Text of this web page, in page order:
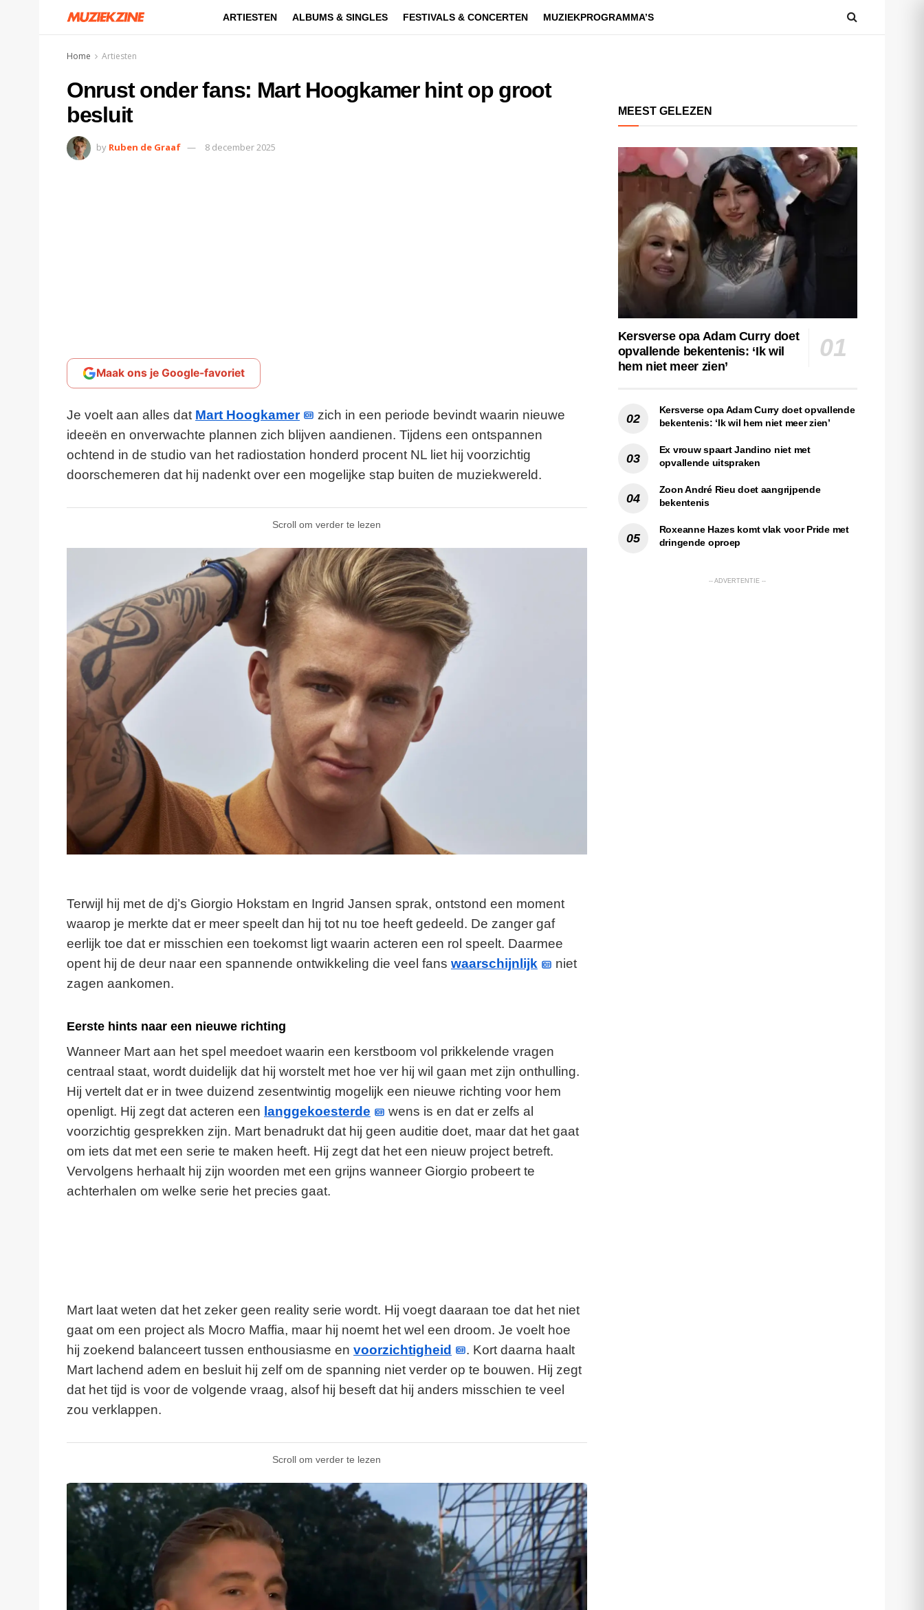
ARTIESTEN ALBUMS & SINGLES FESTIVALS & CONCERTEN MUZIEKPROGRAMMA’S
Home Artiesten
Onrust onder fans: Mart Hoogkamer hint op groot
besluit
by Ruben de Graaf 8 december 2025
Maak ons je Google-favoriet
Je voelt aan alles dat Mart Hoogkamer
zich in een periode bevindt waarin nieuwe
ideeën en onverwachte plannen zich blijven aandienen. Tijdens een ontspannen
ochtend in de studio van het radiostation honderd procent NL liet hij voorzichtig
doorschemeren dat hij nadenkt over een mogelijke stap buiten de muziekwereld.
Scroll om verder te lezen
Terwijl hij met de dj’s Giorgio Hokstam en Ingrid Jansen sprak, ontstond een moment
waarop je merkte dat er meer speelt dan hij tot nu toe heeft gedeeld. De zanger gaf
eerlijk toe dat er misschien een toekomst ligt waarin acteren een rol speelt. Daarmee
opent hij de deur naar een spannende ontwikkeling die veel fans waarschijnlijk
niet
zagen aankomen.
Eerste hints naar een nieuwe richting
Wanneer Mart aan het spel meedoet waarin een kerstboom vol prikkelende vragen
centraal staat, wordt duidelijk dat hij worstelt met hoe ver hij wil gaan met zijn onthulling.
Hij vertelt dat er in twee duizend zesentwintig mogelijk een nieuwe richting voor hem
openligt. Hij zegt dat acteren een langgekoesterde
wens is en dat er zelfs al
voorzichtig gesprekken zijn. Mart benadrukt dat hij geen auditie doet, maar dat het gaat
om iets dat met een serie te maken heeft. Hij zegt dat het een nieuw project betreft.
Vervolgens herhaalt hij zijn woorden met een grijns wanneer Giorgio probeert te
achterhalen om welke serie het precies gaat.
Mart laat weten dat het zeker geen reality serie wordt. Hij voegt daaraan toe dat het niet
gaat om een project als Mocro Maffia, maar hij noemt het wel een droom. Je voelt hoe
hij zoekend balanceert tussen enthousiasme en voorzichtigheid
. Kort daarna haalt
Mart lachend adem en besluit hij zelf om de spanning niet verder op te bouwen. Hij zegt
dat het tijd is voor de volgende vraag, alsof hij beseft dat hij anders misschien te veel
zou verklappen.
Scroll om verder te lezen
MEEST GELEZEN
Kersverse opa Adam Curry doet
opvallende bekentenis: ‘Ik wil
hem niet meer zien’
Kersverse opa Adam Curry doet opvallende
bekentenis: ‘Ik wil hem niet meer zien’
Ex vrouw spaart Jandino niet met
opvallende uitspraken
Zoon André Rieu doet aangrijpende
bekentenis
Roxeanne Hazes komt vlak voor Pride met
dringende oproep
-- ADVERTENTIE --